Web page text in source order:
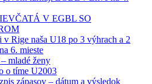
V EGBL SO
v Rige naša U18 po 3 výhrach a 2
6. mieste
mladé ženy
o tíme U2003
zápasov – dátum a výsledok